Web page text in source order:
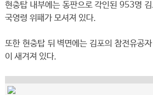
현충탑 내부에는 동판으로 각인된 953명
국영령 위패가 모셔져 있다.
또한 현충탑 뒤 벽면에는 김포의 참전유공
이 새겨져 있다.